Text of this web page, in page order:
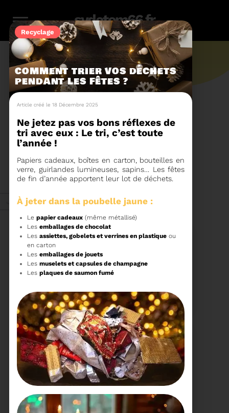
sydetom66.fr
L'actu.
Filtres
246
Toute l'actu
23
Compostage
159
Recyclage
116
déchet
14
Energie
36
Reportage
Juin 2026
COMITÉ SYNDICAL DU
SYDETOM66
Voir plus
04/06/2026
PRÉSENTATION DU
RAPPORT D'ACTIVITÉ
2025
Recyclage
COMMENT TRIER VOS DÉCHETS
PENDANT LES FÊTES
Article créé le 18 Décembre 2025
Ne jetez pas vos bons réflexes de
tri avec eux : Le tri, c’est toute
l’année !
Papiers cadeaux, boîtes en carton, bouteilles en
verre, guirlandes lumineuses, sapins… Les fêtes
de fin d’année apportent leur lot de déchets.
À jeter dans la poubelle jaune:
Le papier cadeaux(même métallisé)
Les emballages de chocolat
Les assiettes, gobelets et verrines en plastiqueou
en carton
Les emballages de jouets
Les muselets et capsules de champagne
Les plaques de saumon fumé